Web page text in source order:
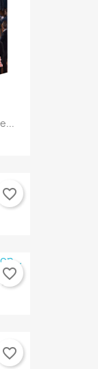
favorite_border
favorite_border
favorite_border